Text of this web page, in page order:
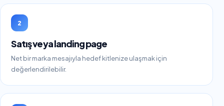
2
Satış veya landing page
Net bir marka mesajıyla hedef kitlenize ulaşmak için
değerlendirilebilir.